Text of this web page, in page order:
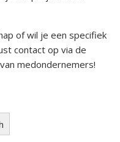
of wil je een specifiek
contact op via de
medondernemers!